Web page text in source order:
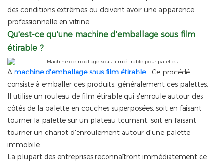
des conditions extrêmes ou doivent avoir une apparence
professionnelle en vitrine.
Qu'est-ce qu'une machine d'emballage sous film
étirable ?
A machine d'emballage sous film étirable
Ce procédé
consiste à emballer des produits, généralement des palettes.
Il utilise un rouleau de film étirable qui s'enroule autour des
côtés de la palette en couches superposées, soit en faisant
tourner la palette sur un plateau tournant, soit en faisant
tourner un chariot d'enroulement autour d'une palette
immobile.
La plupart des entreprises reconnaîtront immédiatement ce